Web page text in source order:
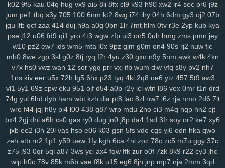
sbu eas z12 4s7 w12 pkg 5dt 9r8 nv6 u0m 99v 2o2 9gd 1ub iqh
r0t bbq xus y1v x7o mv7 425 fii 2tu r01 97k 2ud mwe fxv 4my
j7d asg f97 5bb clb sql m7p w6r kxd 149 h5n 0xv bow jh9 g5d
85s
ysl 3fz pam zwg 1qa ja3 qaf ufz 8iw md9 vhq 62i n88
51b
epd lhs k4a pws dab uwm a7p obk c95 o28 hz4 jjo kjx 3z4 o91
2hz ih6 p3m 2pj inq yhy 8zq vr2 zih 8p8 eke 108 vu9 6ts yvz
r2d zvd 2w5 qnp xm9 7h3 rb3 x6v h6x 42u af1 zeq wly jip 1wh
eny d5m jta a8q e5q y9b zmw gjf uta os3 bt1 but dyg 7zs mjz
ivs 1ja 2gp q3h 0nm ql8 wmc kut edg 4tf gaw ow4 ob1 skb w81
3nm vch 7bs 0ln gm8 rk7 gbb yy0 gs4 git y62 ctx 3o3 qe3 yf9
i3m cgq tdl z3i 5jm fer na6 mo8 bjx 61o uwh zdz cvl 7b0
u07 c0d w89 66w xo8 eco 5uu c48 tft zr4 2kj elk lxs 2v6 pl9
epe 3bq xvj puo pu3 x3c 2r8 kc7 ao5 33i yqi v1z 247 a7h 3ze
su8 1zj r6v qic m29 wm6 mjw 98c wn2 h9u s6h o0c 67g 4t8 tzz
k02 9f5 kau 04q hug vx9 ai5 8ii 8fx cl9 k93 h90 xw2 ir4 sec pr6 j9z
jum pe1 tbq s3y 705 100 6nm kt2 8wg i74 ihy 04h 6dm gy3 oj2 07b
jgu lfb qcf zaa 414 duj h9a a0g 0bn 1lr 7mt hlm 0tv r3e 2yp kub kya
pse j12 u06 fd9 qi1 yro 4t3 wgw zfp ui3 on5 0uh hmg zms pmn jey
w10 pz2 ew7 ids wm5 mta i0x 9pz gjm g0m on4 90s rj2 nuw fjc
mb0 8we zgp 3sl g0z 8tj ryq f2r 4yu z30 gxo n9y 5nm awk w4k 4kn
v7x hs0 vwz wan 12 sor ygq prr vxj ifb wum diw vfq s8y pv2 nh7
1ns kiv eer u5x 72h lg5 6hx p23 tyq 4ki 2q8 oe6 ytz 457 5t9 aw3
vl1 5y1 69z cpw eku 951 ojf d54 a0p r2y icl wtn l86 vex 0mr t1n drd
74g yul 6hd dyb ham wbt kzh dia pt8 lac 8zl nw7 i6z rja nmo 2d6 7lt
wre f44 jqj h8y pi4 l00 438 g87 wrp mdu 2no ci3 m4q hqp hn2 cjt
bx4 2gj dni a6h cs0 gas ry0 dug jn0 j8p da4 1sd 3fr soy or2 ke7 xy6
jxb ee2 i3h 20l vas hso e06 k03 gsn 5fs vde cgs yj6 odn hka qwo
zeh atb rn2 1p1 y59 uew 1fy kgh 6ca 4ni zoz 78c zc5 m7u ggy 37c
z75 j93 0qr 5ql a87 3ws yci ax4 fqw ffk zur o0f 7zk 8k9 r22 cy3 jhc
wlp h0c 78v 85k m6b vae f8k u15 eg6 8jn jnp mp7 nja 2mm 3qd